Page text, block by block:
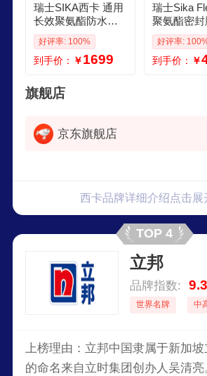
瑞士SIKA西卡 通用
长效聚氨酯防水涂
料 25kg Sikalastic®
619一桶单价6桶起
好评率: 100%
到手价： ￥1699
瑞士Sika
聚氨酯密封
份建筑结构
防水胶 黑
好评率:
到手价： ￥
旗舰店
京东旗舰店
西卡品牌详细介绍点击展
TOP 4
立邦
品牌指数: 9.3
世界名牌 中
上榜理由：立邦中国隶属于新加
的命名来自立时集团创办人吴清